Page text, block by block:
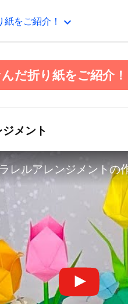
紙をご紹介！
expand_more
だ折り紙をご紹介！
メント
レルアレンジメントの